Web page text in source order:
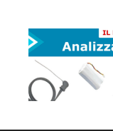
contenuto